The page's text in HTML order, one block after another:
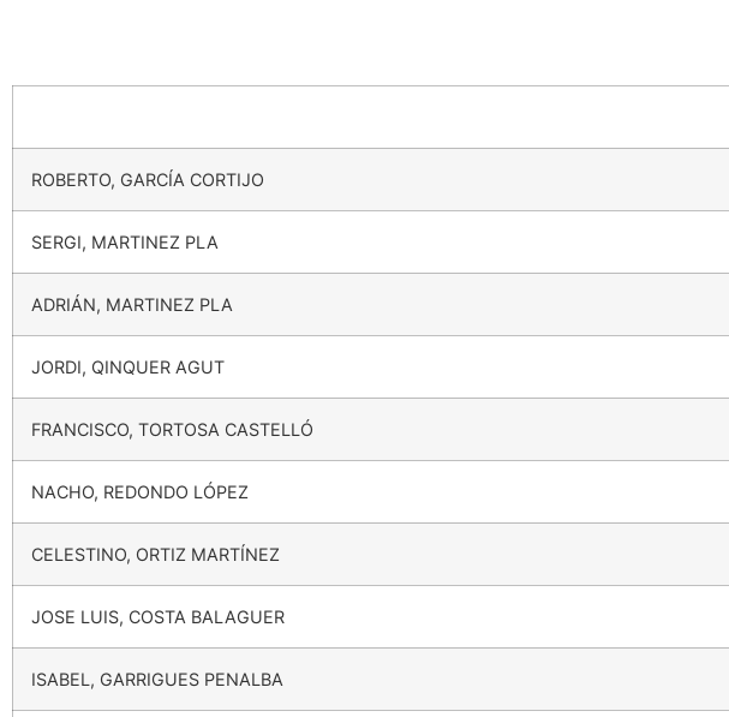
ROBERTO, GARCÍA CORTIJO
SERGI, MARTINEZ PLA
ADRIÁN, MARTINEZ PLA
JORDI, QINQUER AGUT
FRANCISCO, TORTOSA CASTELLÓ
NACHO, REDONDO LÓPEZ
CELESTINO, ORTIZ MARTÍNEZ
JOSE LUIS, COSTA BALAGUER
ISABEL, GARRIGUES PENALBA